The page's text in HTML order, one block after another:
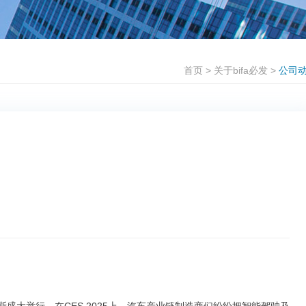
首页 > 关于bifa必发 > 公司